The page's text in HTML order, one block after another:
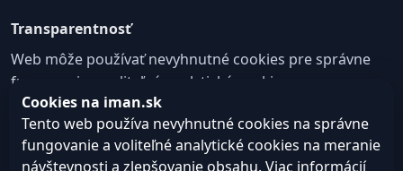
Transparentnosť
Web môže používať nevyhnutné cookies pre správne
fungovanie a voliteľné analytické cookies na
zlepšovanie obsahu a používateľskej skúsenosti.
Nastavenie cookies
Cookies na iman.sk
Tento web používa nevyhnutné cookies na správne
fungovanie a voliteľné analytické cookies na meranie
návštevnosti a zlepšovanie obsahu. Viac informácií